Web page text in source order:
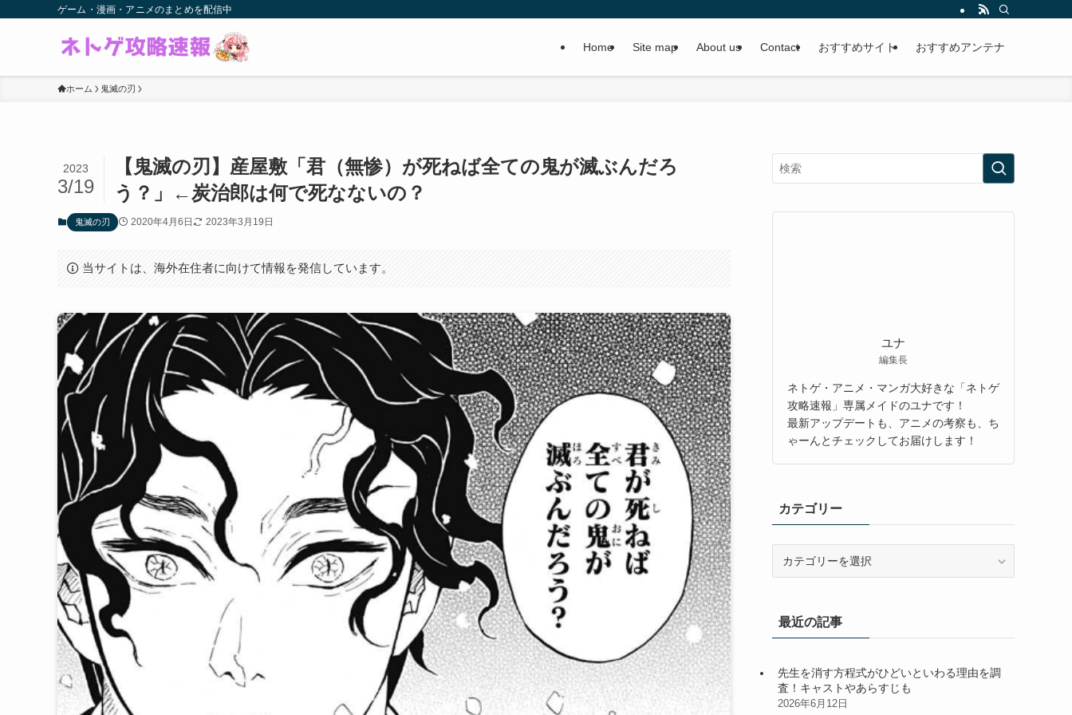
ゲーム・漫画・アニメのまとめを配信中
Home Site map About us Contact おすすめサイト おすすめアンテナ
ホーム 鬼滅の刃
【鬼滅の刃】産屋敷「君（無惨）が死ねば全ての鬼が滅ぶんだろ
う？」←炭治郎は何で死なないの？
2023
3/19
鬼滅の刃 2020年4月6日 2023年3月19日
当サイトは、海外在住者に向けて情報を発信しています。
ユナ
編集長
ネトゲ・アニメ・マンガ大好きな「ネトゲ
攻略速報」専属メイドのユナです！
最新アップデートも、アニメの考察も、ち
ゃーんとチェックしてお届けします！
カテゴリー
ー最近の記事
先生を消す方程式がひどいといわる理由を調
査！キャストやあらすじも
2026年6月12日